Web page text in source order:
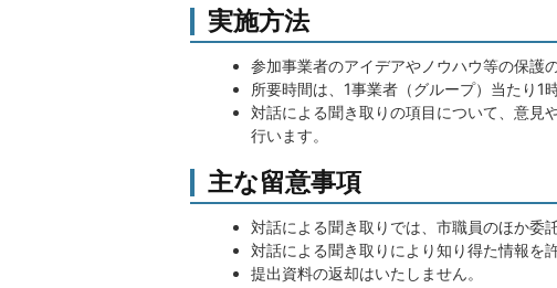
実施方法
参加事業者のアイデアやノウハウ等の保護
所要時間は、1事業者（グループ）当たり1
対話による聞き取りの項目について、意見
行います。
主な留意事項
対話による聞き取りでは、市職員のほか委
対話による聞き取りにより知り得た情報を
提出資料の返却はいたしません。